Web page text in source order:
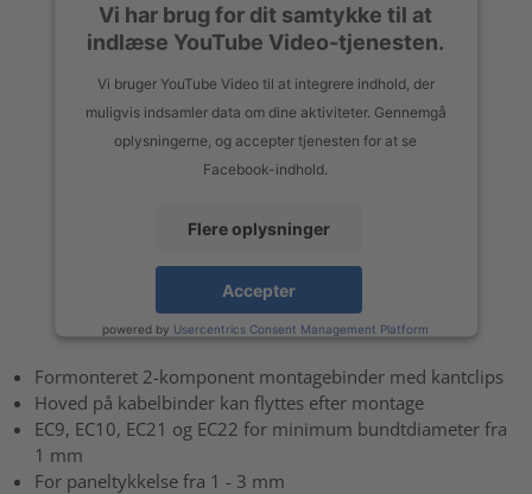
Vi har brug for dit samtykke til at
indlæse YouTube Video-tjenesten.
Vi bruger YouTube Video til at integrere indhold, der
muligvis indsamler data om dine aktiviteter. Gennemgå
oplysningerne, og accepter tjenesten for at se
Facebook-indhold.
Flere oplysninger
Accepter
powered by Usercentrics Consent Management Platform
Formonteret 2-komponent montagebinder med kantclips
Hoved på kabelbinder kan flyttes efter montage
EC9, EC10, EC21 og EC22 for minimum bundtdiameter fra
1 mm
For paneltykkelse fra 1 - 3 mm